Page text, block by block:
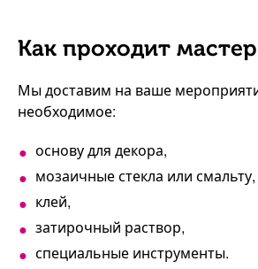
Как проходит
Мы доставим на ваше
необходимое:
основу для декора,
мозаичные стекла или смальту,
клей,
затирочный раствор,
специальные инструменты.